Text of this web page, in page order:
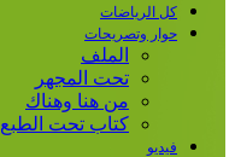
كل الرياضات
حوار وتصريحات
الملف
تحت المجهر
من هنا وهناك
كتاب تحت الطبع
فيديو